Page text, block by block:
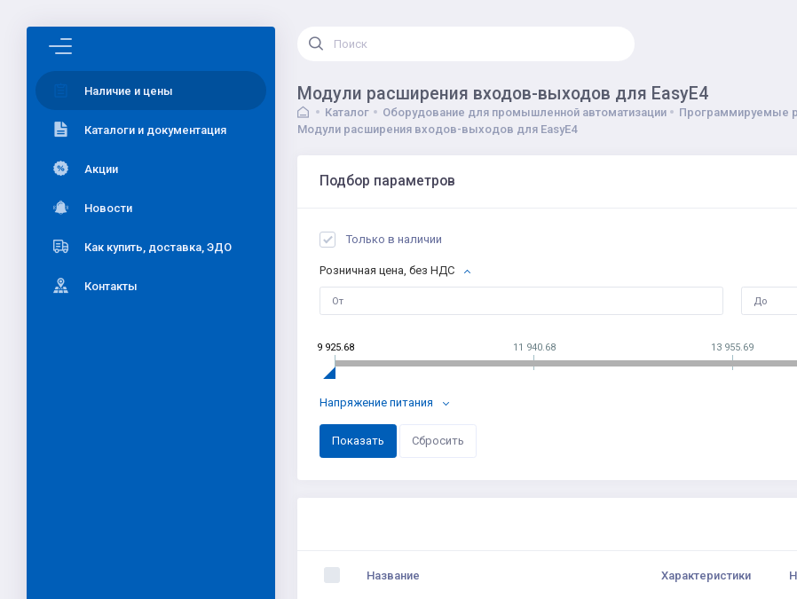
Наличие и цены
Каталоги и документация
Акции
Новости
Как купить, доставка, ЭДО
Контакты
Модули расширения входов-выходов для EasyE4
Каталог Оборудование для промышленной автоматизации
Программируемые
Модули расширения входов-выходов для EasyE4
Название Характеристики
Подбор параметров
Только в наличии
Розничная цена, без НДС
9 925.68 11 940.68 13 955.69
Напряжение питания